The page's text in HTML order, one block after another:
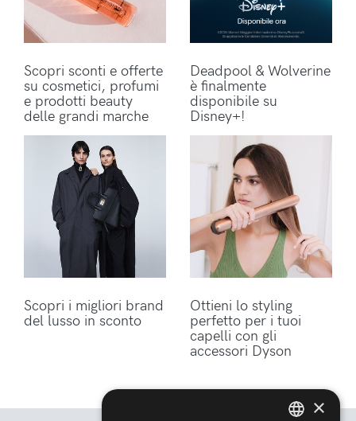
Scopri sconti e offerte
su cosmetici, profumi
e prodotti beauty
delle grandi marche
Deadpool & Wolverine
è finalmente
disponibile su
Disney+!
Scopri i migliori brand
del lusso in sconto
Ottieni lo styling
perfetto per i tuoi
capelli con gli
accessori Dyson
×